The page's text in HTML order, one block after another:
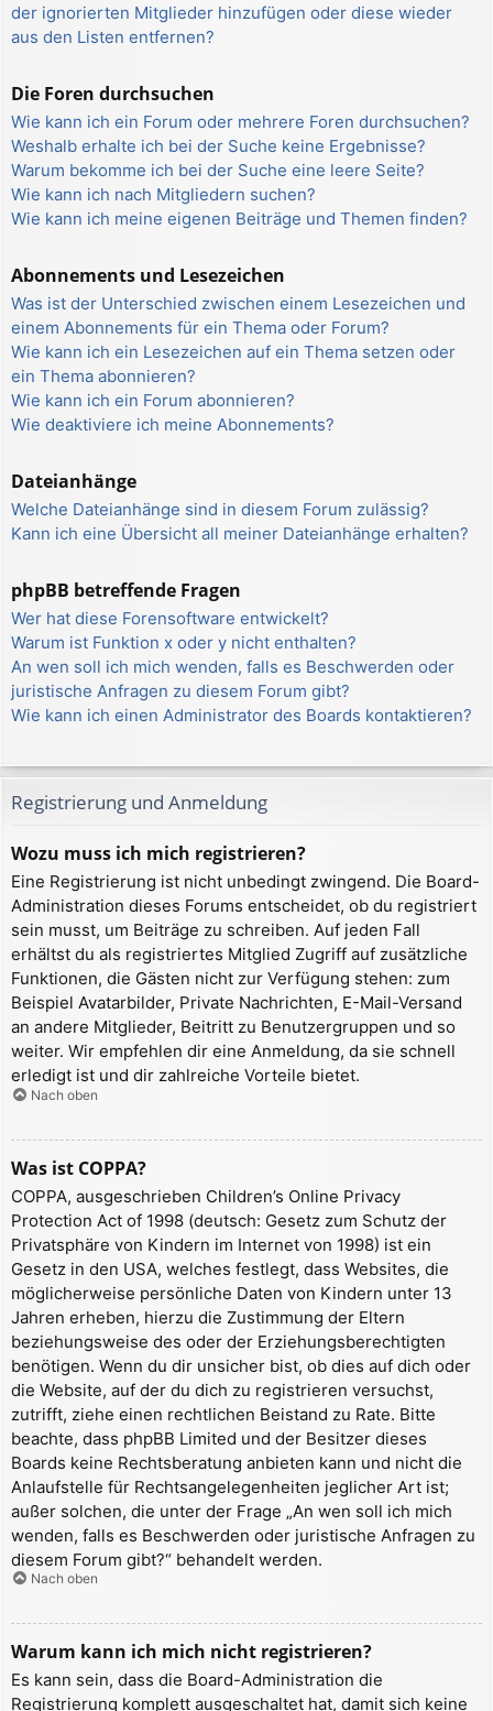
der ignorierten Mitglieder hinzufügen oder diese wieder
aus den Listen entfernen?
Die Foren durchsuchen
Wie kann ich ein Forum oder mehrere Foren durchsuchen?
Weshalb erhalte ich bei der Suche keine Ergebnisse?
Warum bekomme ich bei der Suche eine leere Seite?
Wie kann ich nach Mitgliedern suchen?
Wie kann ich meine eigenen Beiträge und Themen finden?
Abonnements und Lesezeichen
Was ist der Unterschied zwischen einem Lesezeichen und
einem Abonnements für ein Thema oder Forum?
Wie kann ich ein Lesezeichen auf ein Thema setzen oder
ein Thema abonnieren?
Wie kann ich ein Forum abonnieren?
Wie deaktiviere ich meine Abonnements?
Dateianhänge
Welche Dateianhänge sind in diesem Forum zulässig?
Kann ich eine Übersicht all meiner Dateianhänge erhalten?
phpBB betreffende Fragen
Wer hat diese Forensoftware entwickelt?
Warum ist Funktion x oder y nicht enthalten?
An wen soll ich mich wenden, falls es Beschwerden oder
juristische Anfragen zu diesem Forum gibt?
Wie kann ich einen Administrator des Boards kontaktieren?
Registrierung und Anmeldung
Wozu muss ich mich registrieren?
Eine Registrierung ist nicht unbedingt zwingend. Die Board-
Administration dieses Forums entscheidet, ob du registriert
sein musst, um Beiträge zu schreiben. Auf jeden Fall
erhältst du als registriertes Mitglied Zugriff auf zusätzliche
Funktionen, die Gästen nicht zur Verfügung stehen: zum
Beispiel Avatarbilder, Private Nachrichten, E-Mail-Versand
an andere Mitglieder, Beitritt zu Benutzergruppen und so
weiter. Wir empfehlen dir eine Anmeldung, da sie schnell
erledigt ist und dir zahlreiche Vorteile bietet.
Nach oben
Was ist COPPA?
COPPA, ausgeschrieben Children’s Online Privacy
Protection Act of 1998 (deutsch: Gesetz zum Schutz der
Privatsphäre von Kindern im Internet von 1998) ist ein
Gesetz in den USA, welches festlegt, dass Websites, die
möglicherweise persönliche Daten von Kindern unter 13
Jahren erheben, hierzu die Zustimmung der Eltern
beziehungsweise des oder der Erziehungsberechtigten
benötigen. Wenn du dir unsicher bist, ob dies auf dich oder
die Website, auf der du dich zu registrieren versuchst,
zutrifft, ziehe einen rechtlichen Beistand zu Rate. Bitte
beachte, dass phpBB Limited und der Besitzer dieses
Boards keine Rechtsberatung anbieten kann und nicht die
Anlaufstelle für Rechtsangelegenheiten jeglicher Art ist;
außer solchen, die unter der Frage „An wen soll ich mich
wenden, falls es Beschwerden oder juristische Anfragen zu
diesem Forum gibt?“ behandelt werden.
Nach oben
Warum kann ich mich nicht registrieren?
Es kann sein, dass die Board-Administration die
Registrierung komplett ausgeschaltet hat, damit sich keine